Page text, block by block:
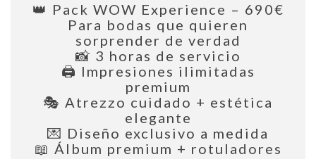
👑 Pack WOW Experience – 690€
Para bodas que quieren
sorprender de verdad
📸 3 horas de servicio
🖨️ Impresiones ilimitadas
premium
🎭 Atrezzo cuidado + estética
elegante
💌 Diseño exclusivo a medida
📖 Álbum premium + rotuladores